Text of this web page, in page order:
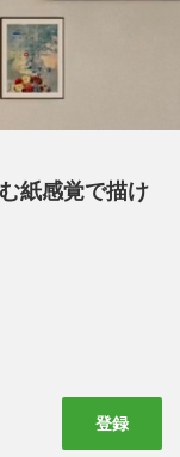
紙感覚で描け
登録